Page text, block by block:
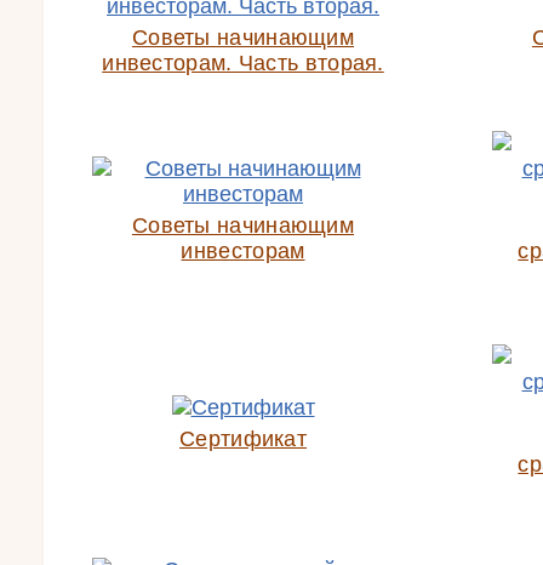
Советы начинающим
инвесторам. Часть вторая.
Советы начинающим
инвесторам
Сертификат